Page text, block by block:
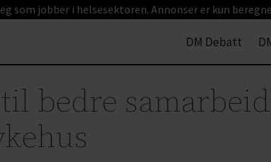
som jobber i helsesektoren. Annonser er kun
DM Debatt
bedre